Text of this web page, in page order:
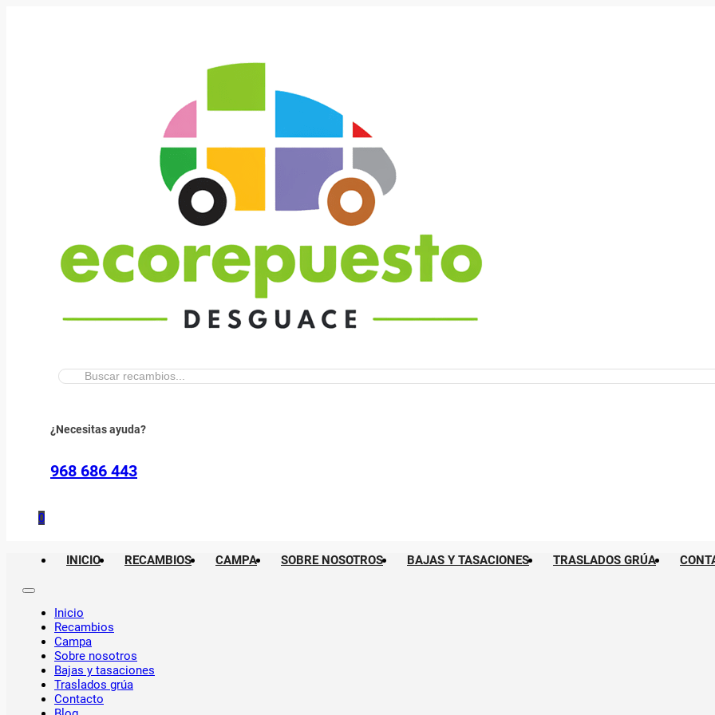
Buscar:
¿Necesitas ayuda?
968 686 443
0
INICIO RECAMBIOS CAMPA SOBRE NOSOTROS BAJAS Y TASACIONES TRASLADOS GRÚA
Inicio
Recambios
Campa
Sobre nosotros
Bajas y tasaciones
Traslados grúa
Contacto